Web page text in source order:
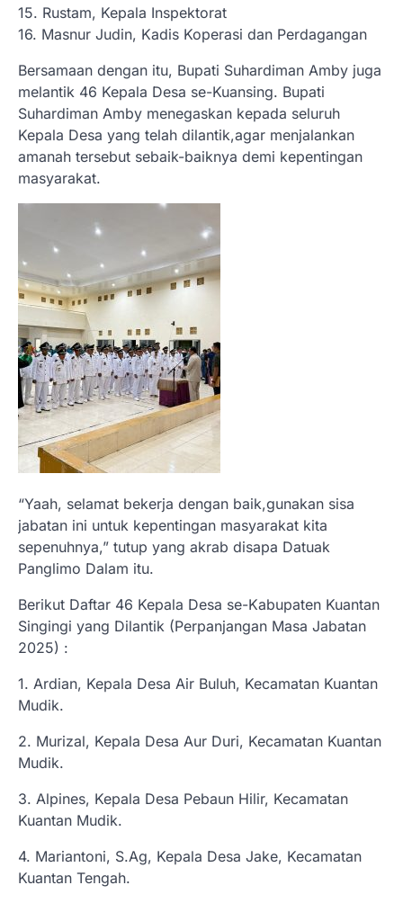
15. Rustam, Kepala Inspektorat
16. Masnur Judin, Kadis Koperasi dan Perdagangan
Bersamaan dengan itu, Bupati Suhardiman Amby juga
melantik 46 Kepala Desa se-Kuansing. Bupati
Suhardiman Amby menegaskan kepada seluruh
Kepala Desa yang telah dilantik,agar menjalankan
amanah tersebut sebaik-baiknya demi kepentingan
masyarakat.
“Yaah, selamat bekerja dengan baik,gunakan sisa
jabatan ini untuk kepentingan masyarakat kita
sepenuhnya,” tutup yang akrab disapa Datuak
Panglimo Dalam itu.
Berikut Daftar 46 Kepala Desa se-Kabupaten Kuantan
Singingi yang Dilantik (Perpanjangan Masa Jabatan
2025) :
1. Ardian, Kepala Desa Air Buluh, Kecamatan Kuantan
Mudik.
2. Murizal, Kepala Desa Aur Duri, Kecamatan Kuantan
Mudik.
3. Alpines, Kepala Desa Pebaun Hilir, Kecamatan
Kuantan Mudik.
4. Mariantoni, S.Ag, Kepala Desa Jake, Kecamatan
Kuantan Tengah.